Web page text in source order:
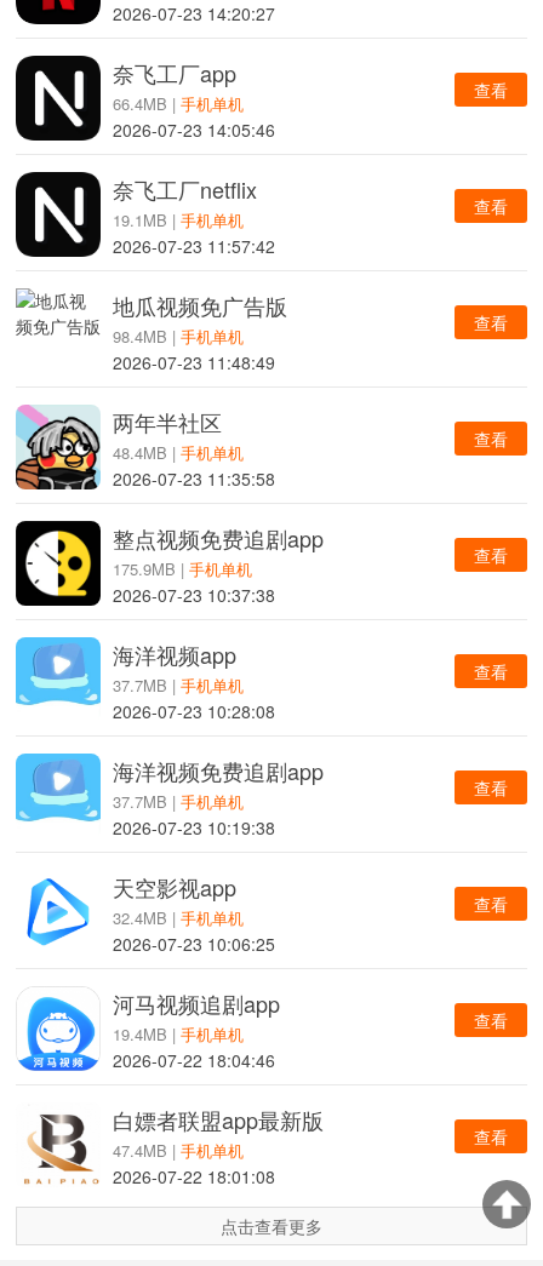
2026-07-23 14:20:27
奈飞工厂app
66.4MB |手机单机
查看
2026-07-23 14:05:46
奈飞工厂netflix
19.1MB |手机单机
查看
2026-07-23 11:57:42
地瓜视频免广告版
98.4MB |手机单机
查看
2026-07-23 11:48:49
两年半社区
48.4MB |手机单机
查看
2026-07-23 11:35:58
整点视频免费追剧app
175.9MB |手机单机
查看
2026-07-23 10:37:38
海洋视频app
37.7MB |手机单机
查看
2026-07-23 10:28:08
海洋视频免费追剧app
37.7MB |手机单机
查看
2026-07-23 10:19:38
天空影视app
32.4MB |手机单机
查看
2026-07-23 10:06:25
河马视频追剧app
19.4MB |手机单机
查看
2026-07-22 18:04:46
白嫖者联盟app最新版
47.4MB |手机单机
查看
2026-07-22 18:01:08
点击查看更多